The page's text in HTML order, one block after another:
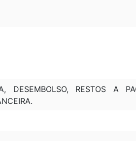
DESEMBOLSO, RESTOS A